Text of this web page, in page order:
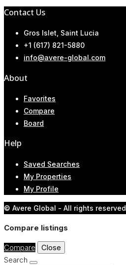
Contact Us
Gros Islet, Saint Lucia
+1 (617) 821-5880
info@avere-global.com
About
Favorites
Compare
Board
Help
Saved Searches
My Properties
My Profile
© Avere Global - All rights reserved
Compare listings
Compare
Close
Search